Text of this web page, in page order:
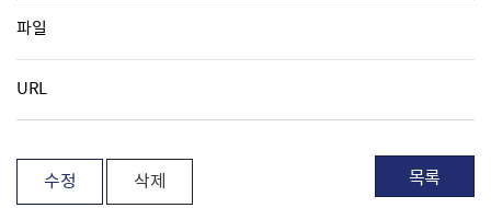
파일
URL
수정 삭제 목록